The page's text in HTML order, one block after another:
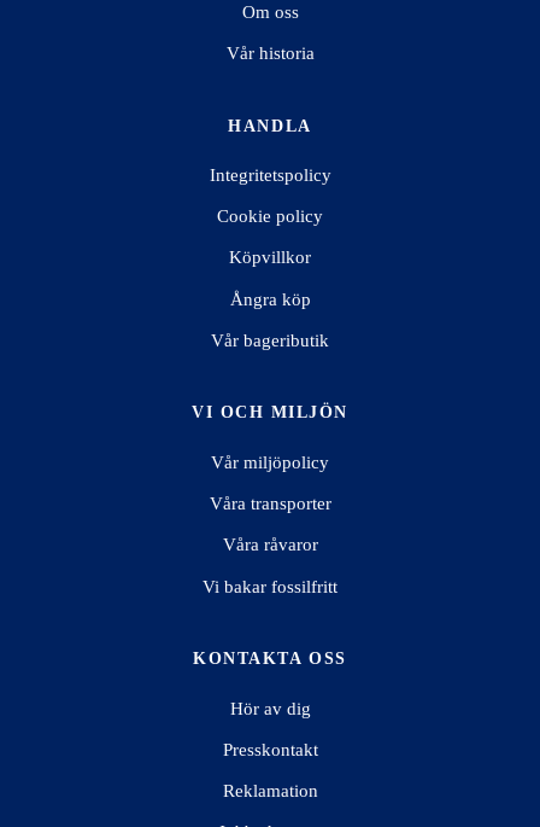
Om oss
Vår historia
HANDLA
Integritetspolicy
Cookie policy
Köpvillkor
Ångra köp
Vår bageributik
VI OCH MILJÖN
Vår miljöpolicy
Våra transporter
Våra råvaror
Vi bakar fossilfritt
KONTAKTA OSS
Hör av dig
Presskontakt
Reklamation